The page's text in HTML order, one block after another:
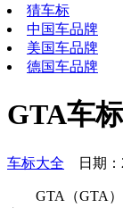
猜车标
中国车品牌
美国车品牌
德国车品牌
GTA车标
车标大全 日期
GTA（GTA）